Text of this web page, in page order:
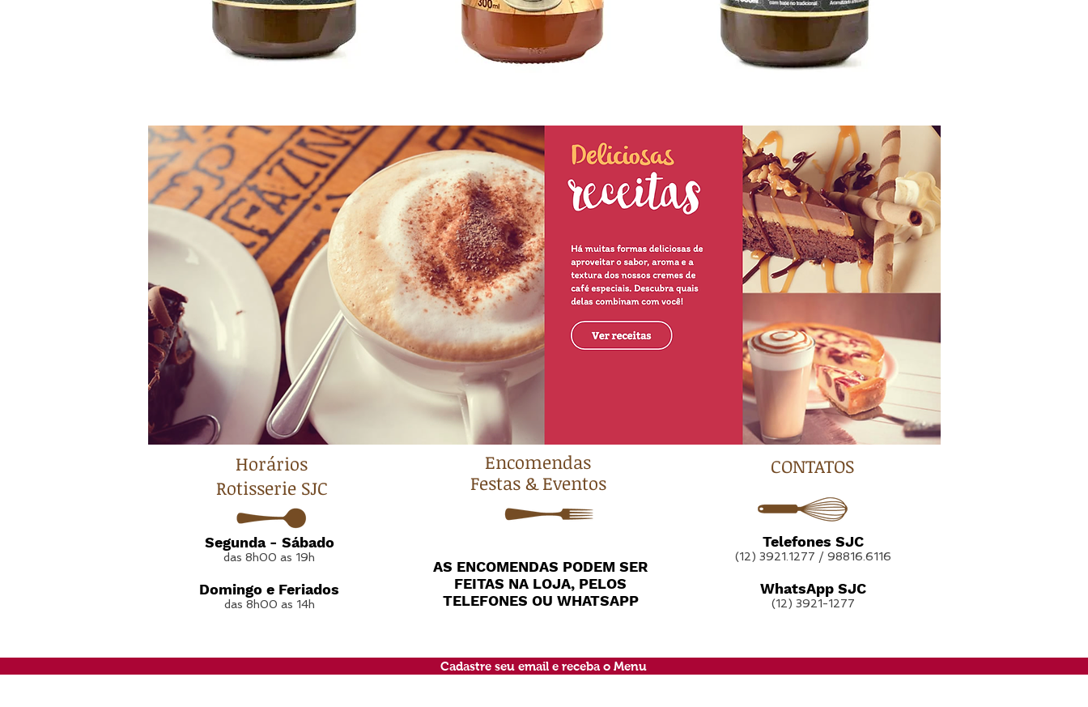
Horários
Rotisserie SJC
Segunda - Sábado
das 8h00 as 19h
Domingo e Feriados
das 8h00 as 14h
Encomendas
Festas & Eventos
AS ENCOMENDAS PODEM SER
FEITAS NA LOJA, PELOS
TELEFONES OU WHATSAPP
CONTATOS
Telefones SJC
(12) 3921.1277 / 98816.6116
WhatsApp SJC
(12) 3921-1277
Cadastre seu email e receba o Menu